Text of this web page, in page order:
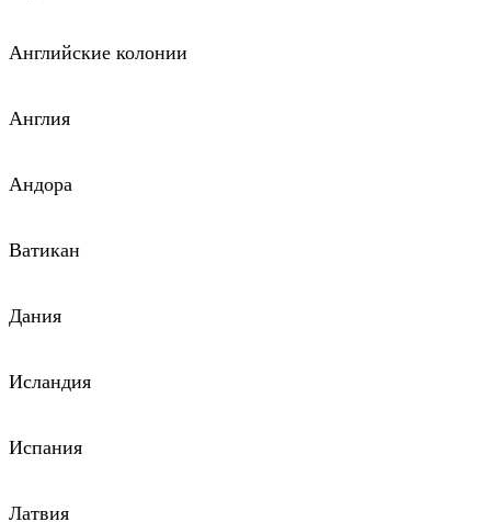
Английские колонии
Англия
Андора
Ватикан
Дания
Исландия
Испания
Латвия